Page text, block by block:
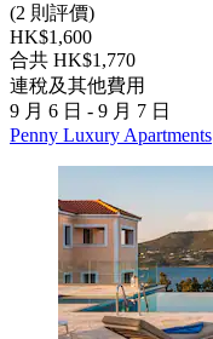
(2 則評價)
HK$1,600
合共 HK$1,770
連稅及其他費用
9 月 6 日 - 9 月 7 日
Penny Luxury Apartments